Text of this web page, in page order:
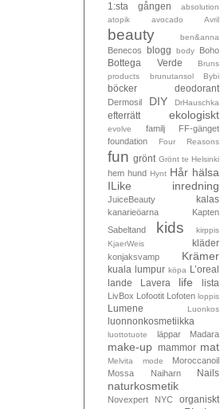
1:sta gången
absolution
atopik
avocado Avril
beauty ben&anna
Benecos blogg body Boho
Bottega Verde
Bruns
products
brunutansol Bybi
böcker deodorant
Dermosil DIY DrHauschka
efterrätt ekologiskt
evolve familj
FF-gänget
foundation
Four Reasons
fun grönt Grönt te Helsinki
hem hund Hynt Hår hälsa
ILike
inredning
JuiceBeauty kalas
kanarieöarna
Kapten
Sabeltand
kids
kirppis
KjaerWeis
kläder
konjaksvamp Krämer
kuala lumpur köpa
L’oreal
lande
Lavera life lista
LivBox Lofootit Lofoten loppis
Lumene Luonkos
luonnonkosmetiikka
luottotuote läppar Madara
make-up mammor mat
Melvita mode
Moroccanoil
Mossa
Naiharn Nails
naturkosmetik
Novexpert NYC organiskt